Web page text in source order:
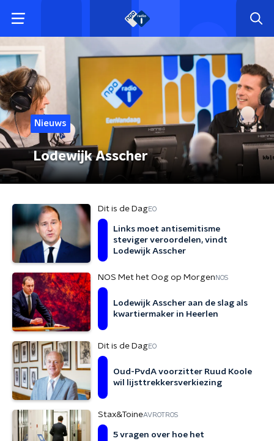
Nieuws
Lodewijk Asscher
Dit is de DagEO
Links moet antisemitisme
steviger veroordelen, vindt
Lodewijk Asscher
NOS Met het Oog op Morgen NOS
Lodewijk Asscher aan de slag als
kwartiermaker in Heerlen
Dit is de DagEO
Oud-PvdA voorzitter Ruud Koole
wil lijsttrekkersverkiezing
Stax&ToineAVROTROS
5 vragen over hoe het